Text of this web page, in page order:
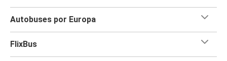
Autobuses por Europa
FlixBus